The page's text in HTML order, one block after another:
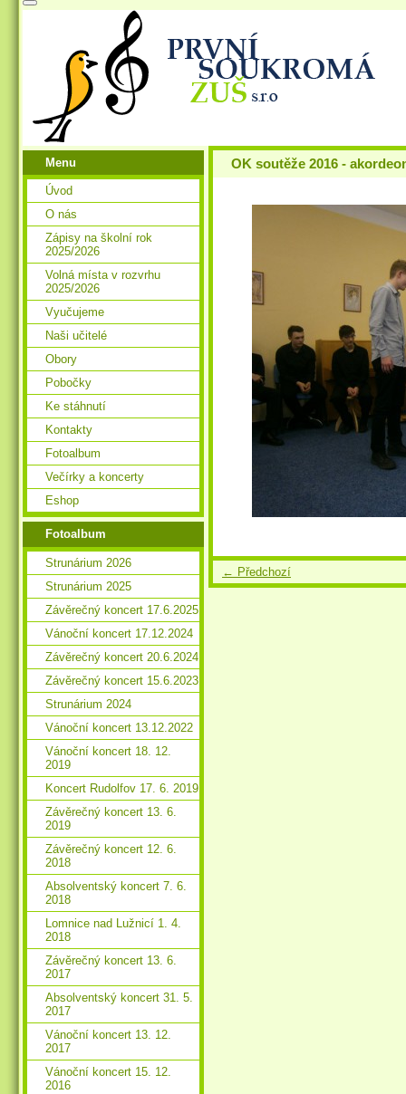
OK soutěže 2016 -
← Předchozí
Menu
Úvod
O nás
Zápisy na školní rok
2025/2026
Volná místa v rozvrhu
2025/2026
Vyučujeme
Naši učitelé
Obory
Pobočky
Ke stáhnutí
Kontakty
Fotoalbum
Večírky a koncerty
Eshop
Fotoalbum
Strunárium 2026
Strunárium 2025
Závěrečný koncert 17.6.2025
Vánoční koncert 17.12.2024
Závěrečný koncert 20.6.2024
Závěrečný koncert 15.6.2023
Strunárium 2024
Vánoční koncert 13.12.2022
Vánoční koncert 18. 12.
2019
Koncert Rudolfov 17. 6. 2019
Závěrečný koncert 13. 6.
2019
Závěrečný koncert 12. 6.
2018
Absolventský koncert 7. 6.
2018
Lomnice nad Lužnicí 1. 4.
2018
Závěrečný koncert 13. 6.
2017
Absolventský koncert 31. 5.
2017
Vánoční koncert 13. 12.
2017
Vánoční koncert 15. 12.
2016